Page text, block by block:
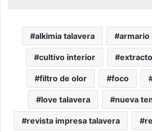
alkimia talavera armario
cultivo interior
filtro de olor foco
love talavera nueva
revista impresa talavera